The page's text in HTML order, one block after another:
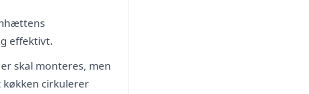
effektivt.
skal monteres, men
cirkulerer